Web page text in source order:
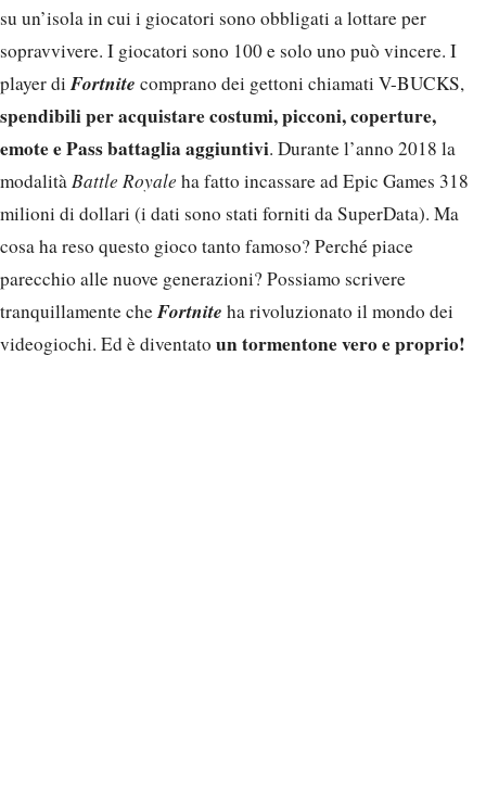
su un’isola in cui i giocatori sono obbligati a lottare per
sopravvivere. I giocatori sono 100 e solo uno può vincere. I
player diFortnite comprano dei gettoni chiamati V-BUCKS,
spendibili per acquistare costumi, picconi, coperture,
emote e Pass battaglia aggiuntivi. Durante l’anno 2018 la
modalitàBattle Royale ha fatto incassare ad Epic Games 318
milioni di dollari (i dati sono stati forniti da SuperData). Ma
cosa ha reso questo gioco tanto famoso? Perché piace
parecchio alle nuove generazioni? Possiamo scrivere
tranquillamente cheFortnite ha rivoluzionato il mondo dei
videogiochi. Ed è diventato un tormentone vero e proprio!